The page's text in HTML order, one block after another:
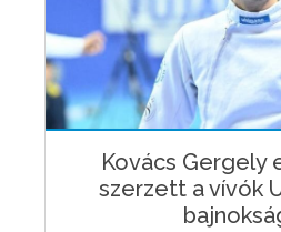
Kovács Gergely
szerzett a vívók